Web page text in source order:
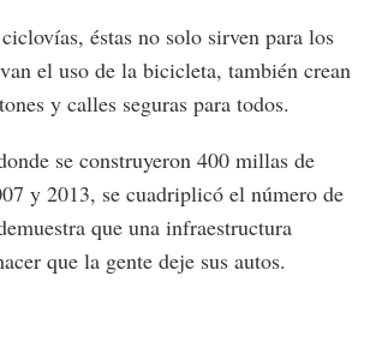
éstas no solo sirven para los
el uso de la bicicleta, también crean
y calles seguras para todos.
se construyeron 400 millas de
y 2013, se cuadriplicó el número de
que una infraestructura
que la gente deje sus autos.